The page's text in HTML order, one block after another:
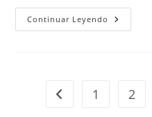
Continuar Leyendo Carers’
Support
Ir a la página anterior
1 2